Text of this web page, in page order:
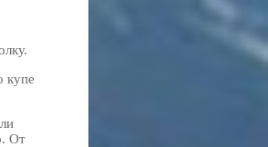
купе
От